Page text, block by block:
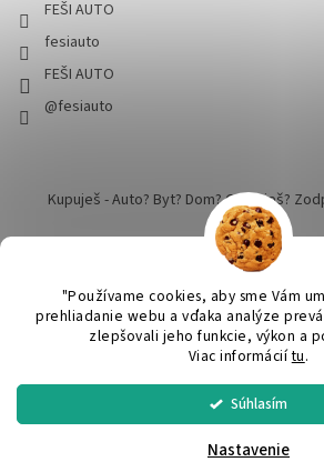
"Používame cookies, aby sme Vám
prehliadanie webu a vďaka analýze
zlepšovali jeho funkcie, výkon a
Viac informáciítu.
Súhlasím
Nastavenie
SPRACUJEME a ODOŠLEME do 24 hodín v pracovný
DARČEK ku KAŽDEJ objednávke nad 50€. Nákup
FEŠI AUTO
fesiauto
FEŠI AUTO
@fesiauto
Kupuješ - Auto? Byt? Dom? Cestuješ?
Vytvoril Shoptet
FEŠI AUTO - pekné
práva vyhradené.Upraviť